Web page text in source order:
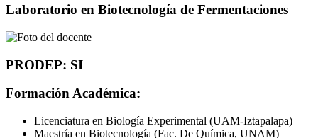
Laboratorio en Biotecnología de Fermentaciones
PRODEP: SI
Formación Académica:
Licenciatura en Biología Experimental (UAM-Iztapalapa)
Maestría en Biotecnología (Fac. De Química, UNAM)